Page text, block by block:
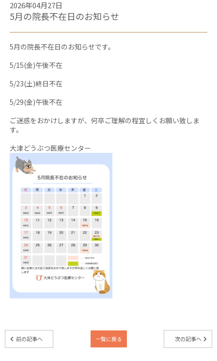
2026年04月27日
5月の院長不在日のお知らせ
5月の院長不在日のお知らせです。
5/15(金)午後不在
5/23(土)終日不在
5/29(金)午後不在
ご迷惑をおかけしますが、何卒ご理解の程宜しくお願い致しま
す。
大津どうぶつ医療センター
前の記事へ 一覧に戻る 次の記事へ